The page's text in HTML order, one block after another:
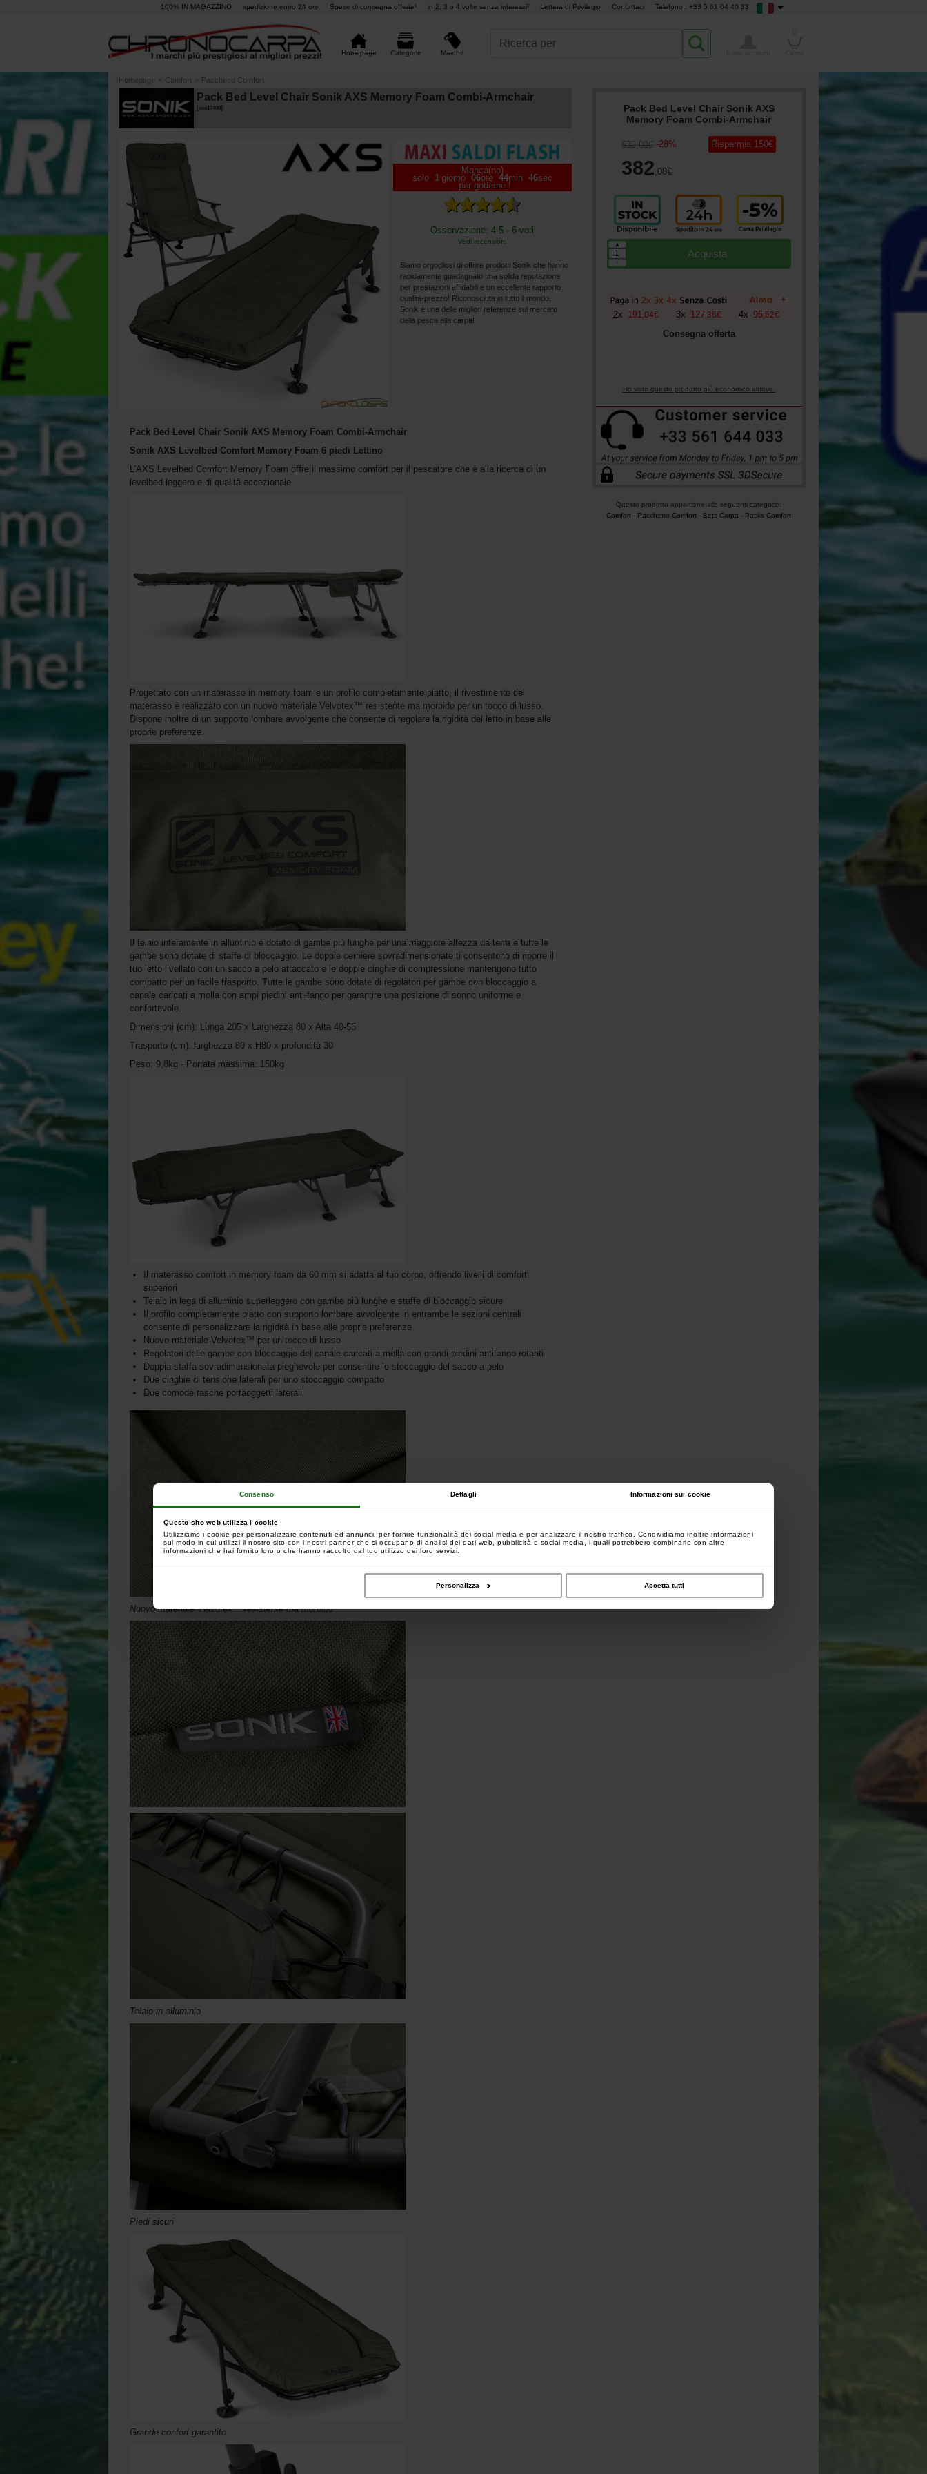
Consenso Dettagli Informazioni sui cookie
Questo sito web utilizza i cookie
Utilizziamo i cookie per personalizzare contenuti ed annunci, per fornire funzionalità dei social media e per analizzare il nostro traffico. Condividiamo inoltre informazioni
sul modo in cui utilizzi il nostro sito con i nostri partner che si occupano di analisi dei dati web, pubblicità e social media, i quali potrebbero combinarle con altre
informazioni che hai fornito loro o che hanno raccolto dal tuo utilizzo dei loro servizi.
Personalizza Accetta tutti
100% IN MAGAZZINO spedizione entro 24 ore Spese di consegna offerte¹ in 2, 3 o 4 volte senza interessi² Lettera di Privilegio Contattaci Telefono : +33 5 61 64 40 33
Homepage Categorie Marche
Homepage » Comfort » Pacchetto Comfort
Pack Bed Level Chair Sonik AXS Memory Foam Combi-Armchair
esc17400]
Manca(no)
solo 1 giorno 06ore 44min 44sec
per goderne !
Osservazione: 4.5 - 6 voti
Vedi recensioni
Siamo orgogliosi di offrire prodotti Sonik che hanno
rapidamente guadagnato una solida reputazione
per prestazioni affidabili e un eccellente rapporto
qualità-prezzo! Riconosciuta in tutto il mondo,
Sonik è una delle migliori referenze sul mercato
della pesca alla carpa!
Pack Bed Level Chair Sonik AXS
Memory Foam Combi-Armchair
533,00€ -28%
382,08€
Risparmia 150€
Acquista
▲
+
2x 191 04€ 3x 127 36€ 4x 95 52€
Consegna offerta
Ho visto questo prodotto più economico altrove.
Questo prodotto appartiene alle seguenti categorie:
Comfort - Pacchetto Comfort - Sets Carpa - Packs Comfort
Pack Bed Level Chair Sonik AXS Memory Foam Combi-Armchair
Sonik AXS Levelbed Comfort Memory Foam 6 piedi Lettino
L'AXS Levelbed Comfort Memory Foam offre il massimo comfort per il pescatore che è alla ricerca di un
levelbed leggero e di qualità eccezionale.
Progettato con un materasso in memory foam e un profilo completamente piatto, il rivestimento del
materasso è realizzato con un nuovo materiale Velvotex™ resistente ma morbido per un tocco di lusso.
Dispone inoltre di un supporto lombare avvolgente che consente di regolare la rigidità del letto in base alle
proprie preferenze.
Il telaio interamente in alluminio è dotato di gambe più lunghe per una maggiore altezza da terra e tutte le
gambe sono dotate di staffe di bloccaggio. Le doppie cerniere sovradimensionate ti consentono di riporre il
tuo letto livellato con un sacco a pelo attaccato e le doppie cinghie di compressione mantengono tutto
compatto per un facile trasporto. Tutte le gambe sono dotate di regolatori per gambe con bloccaggio a
canale caricati a molla con ampi piedini anti-fango per garantire una posizione di sonno uniforme e
confortevole.
Dimensioni (cm): Lunga 205 x Larghezza 80 x Alta 40-55
Trasporto (cm): larghezza 80 x H80 x profondità 30
Peso: 9,8kg - Portata massima: 150kg
Il materasso comfort in memory foam da 60 mm si adatta al tuo corpo, offrendo livelli di comfort
superiori
Telaio in lega di alluminio superleggero con gambe più lunghe e staffe di bloccaggio sicure
Il profilo completamente piatto con supporto lombare avvolgente in entrambe le sezioni centrali
consente di personalizzare la rigidità in base alle proprie preferenze
Nuovo materiale Velvotex™ per un tocco di lusso
Regolatori delle gambe con bloccaggio del canale caricati a molla con grandi piedini antifango rotanti
Doppia staffa sovradimensionata pieghevole per consentire lo stoccaggio del sacco a pelo
Due cinghie di tensione laterali per uno stoccaggio compatto
Due comode tasche portaoggetti laterali
Nuovo materiale Velvotex™ resistente ma morbido
Telaio in alluminio
Piedi sicuri
Grande confort garantito